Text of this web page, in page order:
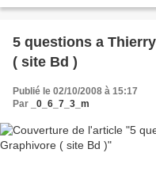
5 questions a
( site Bd )
Publié le 02/10/2008 à 15:17
Par
_0_6_7_3_m